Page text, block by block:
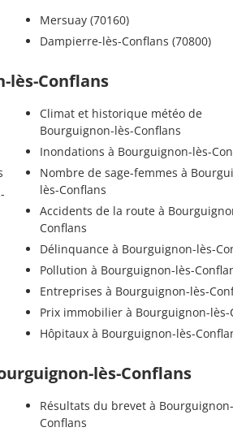
Mersuay (70160)
Dampierre-lès-Conflans (70800)
lès-Conflans
Climat et historique météo de
Bourguignon-lès-Conflans
Inondations à Bourguignon-lès-
Nombre de sage-femmes à
lès-Conflans
Accidents de la route à
Conflans
Délinquance à Bourguignon-lès-
Pollution à Bourguignon-lès-
Entreprises à Bourguignon-lès-
Prix immobilier à Bourguignon-lès-
Hôpitaux à Bourguignon-lès-
lès-Conflans
Résultats du brevet à
Conflans